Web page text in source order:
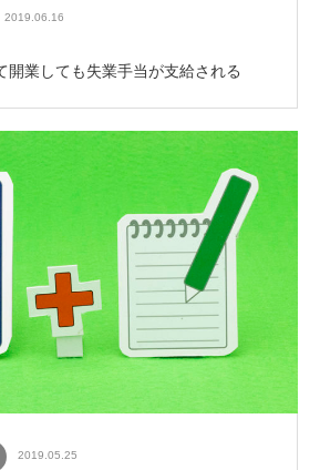
2019.06.16
開業しても失業手当が支給される
2019.05.25